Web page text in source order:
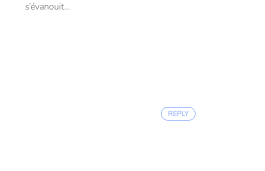
s’évanouit…
REPLY